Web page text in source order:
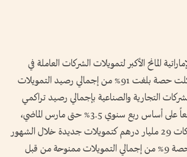
المانح الأكبر لتمويلات الشركات العاملة في
السوق المحلي، حيث شكلت حصة بلغت 91% من إجمالي رصيد التمويلات
التجارية والصناعية بإجمالي رصيد تراكمي
870.5 مليار درهم مرتفعاً على أساس ربع سنوي 3.5% حتى مارس الماضي،
حيث منحت لتلك الشركات 29 مليار درهم كتمويلات جديدة خلال الشهور
الثلاثة، في المقابل كانت حصة 9% من إجمالي التمويلات ممنوحة من قبل